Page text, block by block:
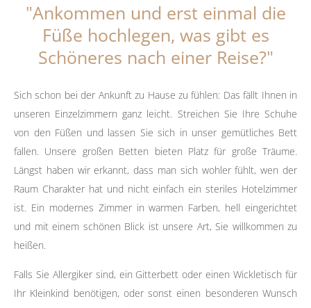
"Ankommen und erst einmal die
Füße hochlegen, was gibt es
Schöneres nach einer Reise?"
Sich schon bei der Ankunft zu Hause zu fühlen: Das fällt Ihnen in
unseren Einzelzimmern ganz leicht. Streichen Sie Ihre Schuhe
von den Füßen und lassen Sie sich in unser gemütliches Bett
fallen. Unsere großen Betten bieten Platz für große Träume.
Längst haben wir erkannt, dass man sich wohler fühlt, wen der
Raum Charakter hat und nicht einfach ein steriles Hotelzimmer
ist. Ein modernes Zimmer in warmen Farben, hell eingerichtet
und mit einem schönen Blick ist unsere Art, Sie willkommen zu
heißen.
Falls Sie Allergiker sind, ein Gitterbett oder einen Wickletisch für
Ihr Kleinkind benötigen, oder sonst einen besonderen Wunsch